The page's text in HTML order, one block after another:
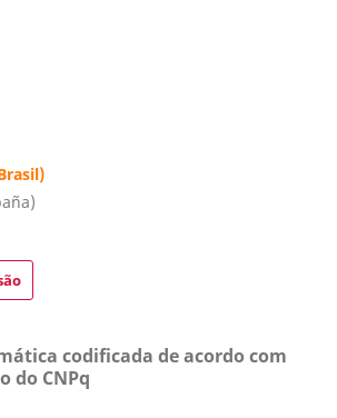
codificada de acordo com
do CNPq